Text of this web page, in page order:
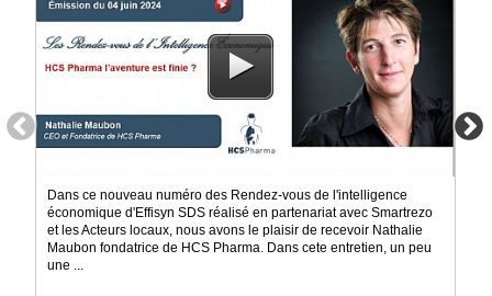
RUBRIQUES
Agenda
Vidéos
Médias
Dans ce nouveau numéro des Rendez-vous de l'intelligence
économique d'Effisyn SDS réalisé en partenariat avec Smartrezo
et les Acteurs locaux, nous avons le plaisir de recevoir Nathalie
Maubon fondatrice de HCS Pharma. Dans cete entretien, un peu
une ...